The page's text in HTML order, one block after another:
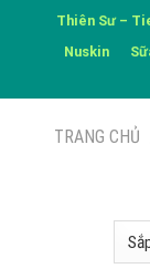
Thiên Sư –
Nuskin
TRANG CHỦ